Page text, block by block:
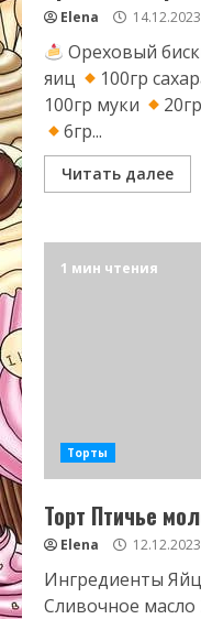
Elena 14.12.2023
Ореховый
яиц
100гр
100гр муки
6гр...
Читать далее
1 мин чтения
Торты
Торт Птичье
Elena 12.12.2023
Ингредиенты
Сливочное